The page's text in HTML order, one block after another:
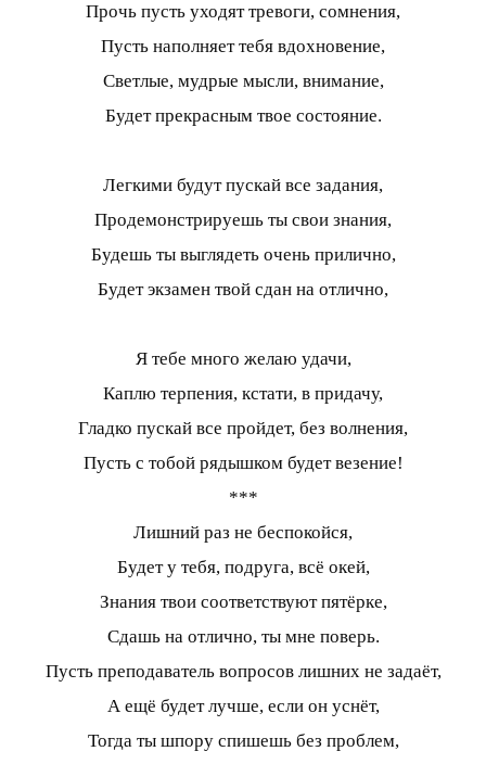
Прочь пусть уходят тревоги, сомнения,
Пусть наполняет тебя вдохновение,
Светлые, мудрые мысли, внимание,
Будет прекрасным твое состояние.
Легкими будут пускай все задания,
Продемонстрируешь ты свои знания,
Будешь ты выглядеть очень прилично,
Будет экзамен твой сдан на отлично,
Я тебе много желаю удачи,
Каплю терпения, кстати, в придачу,
Гладко пускай все пройдет, без волнения,
Пусть с тобой рядышком будет везение!
***
Лишний раз не беспокойся,
Будет у тебя, подруга, всё окей,
Знания твои соответствуют пятёрке,
Сдашь на отлично, ты мне поверь.
Пусть преподаватель вопросов лишних не задаёт,
А ещё будет лучше, если он уснёт,
Тогда ты шпору спишешь без проблем,